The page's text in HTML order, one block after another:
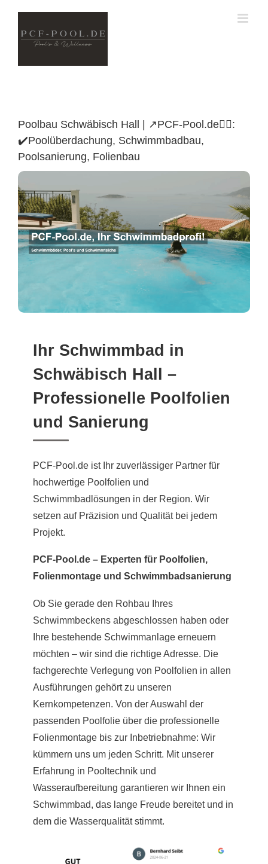
content
Poolbau Schwäbisch Hall | ↗️PCF-Pool.de🏊🏼:
✔️Poolüberdachung, Schwimmbadbau,
Poolsanierung, Folienbau
Poolüberdachung
Ihr Schwimmbad in
Schwäbisch Hall –
Professionelle Poolfolien
und Sanierung
PCF-Pool.de ist Ihr zuverlässiger Partner für
hochwertige Poolfolien und
Schwimmbadlösungen in der Region. Wir
setzen auf Präzision und Qualität bei jedem
Projekt.
PCF-Pool.de – Experten für Poolfolien,
Folienmontage und Schwimmbadsanierung
Ob Sie gerade den Rohbau Ihres
Schwimmbeckens abgeschlossen haben oder
Ihre bestehende Schwimmanlage erneuern
möchten – wir sind die richtige Adresse. Die
fachgerechte Verlegung von Poolfolien in allen
Ausführungen gehört zu unseren
Kernkompetenzen. Von der Auswahl der
passenden Poolfolie über die professionelle
Folienmontage bis zur Inbetriebnahme: Wir
kümmern uns um jeden Schritt. Mit unserer
Erfahrung in Pooltechnik und
Wasseraufbereitung garantieren wir Ihnen ein
Schwimmbad, das lange Freude bereitet und in
dem die Wasserqualität stimmt.